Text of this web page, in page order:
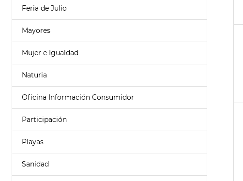
Feria de Julio
Mayores
Mujer e Igualdad
Naturia
Oficina Información Consumidor
Participación
Playas
Sanidad